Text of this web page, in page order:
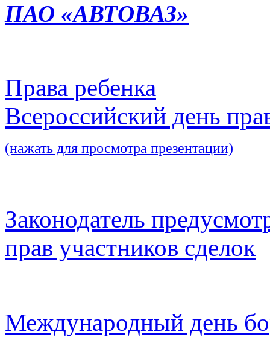
ПАО «АВТОВАЗ»
Права ребенка
Всероссийский день
(нажать для просмотра презентации)
Законодатель
прав участников сделок
Международный день